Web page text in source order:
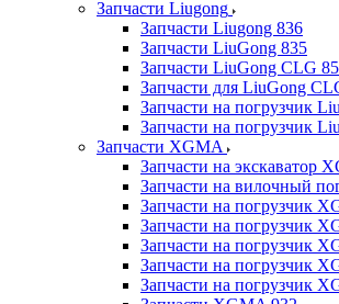
Запчасти Liugong
Запчасти Liugong 836
Запчасти LiuGong 835
Запчасти LiuGong CLG
Запчасти для LiuGong
Запчасти на погрузчик
Запчасти на погрузчик
Запчасти XGMA
Запчасти на экскаватор
Запчасти на вилочный
Запчасти на погрузчик
Запчасти на погрузчик
Запчасти на погрузчик
Запчасти на погрузчик
Запчасти на погрузчик